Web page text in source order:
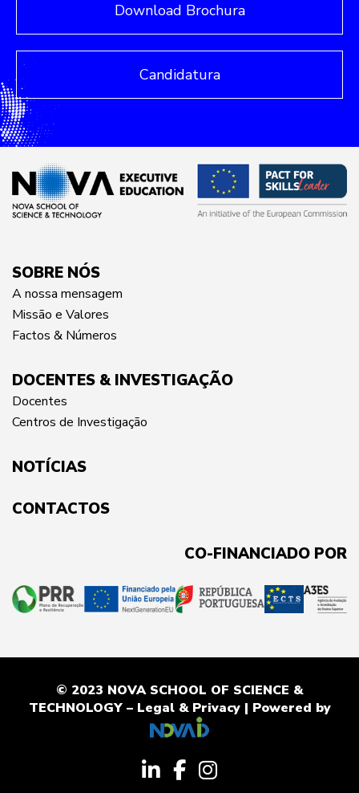
Download Brochura
Candidatura
SOBRE NÓS
A nossa mensagem
Missão e Valores
Factos & Números
DOCENTES & INVESTIGAÇÃO
Docentes
Centros de Investigação
NOTÍCIAS
CONTACTOS
CO-FINANCIADO POR
© 2023 NOVA SCHOOL OF SCIENCE &
TECHNOLOGY – Legal & Privacy| Powered by